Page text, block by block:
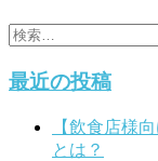
ビ
ー
検
最近の投稿
【飲食店様
とは？